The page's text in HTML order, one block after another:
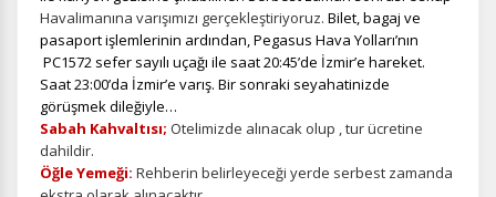
Havalimanına varışımızı gerçekleştiriyoruz. Bilet, bagaj ve
pasaport işlemlerinin ardından, Pegasus Hava Yolları’nın
PC1572 sefer sayılı uçağı ile saat 20:45’de İzmir’e hareket.
Saat 23:00’da İzmir’e varış. Bir sonraki seyahatinizde
görüşmek dileğiyle…
Sabah Kahvaltısı; Otelimizde alınacak olup , tur ücretine
dahildir.
Öğle Yemeği: Rehberin belirleyeceği yerde serbest zamanda